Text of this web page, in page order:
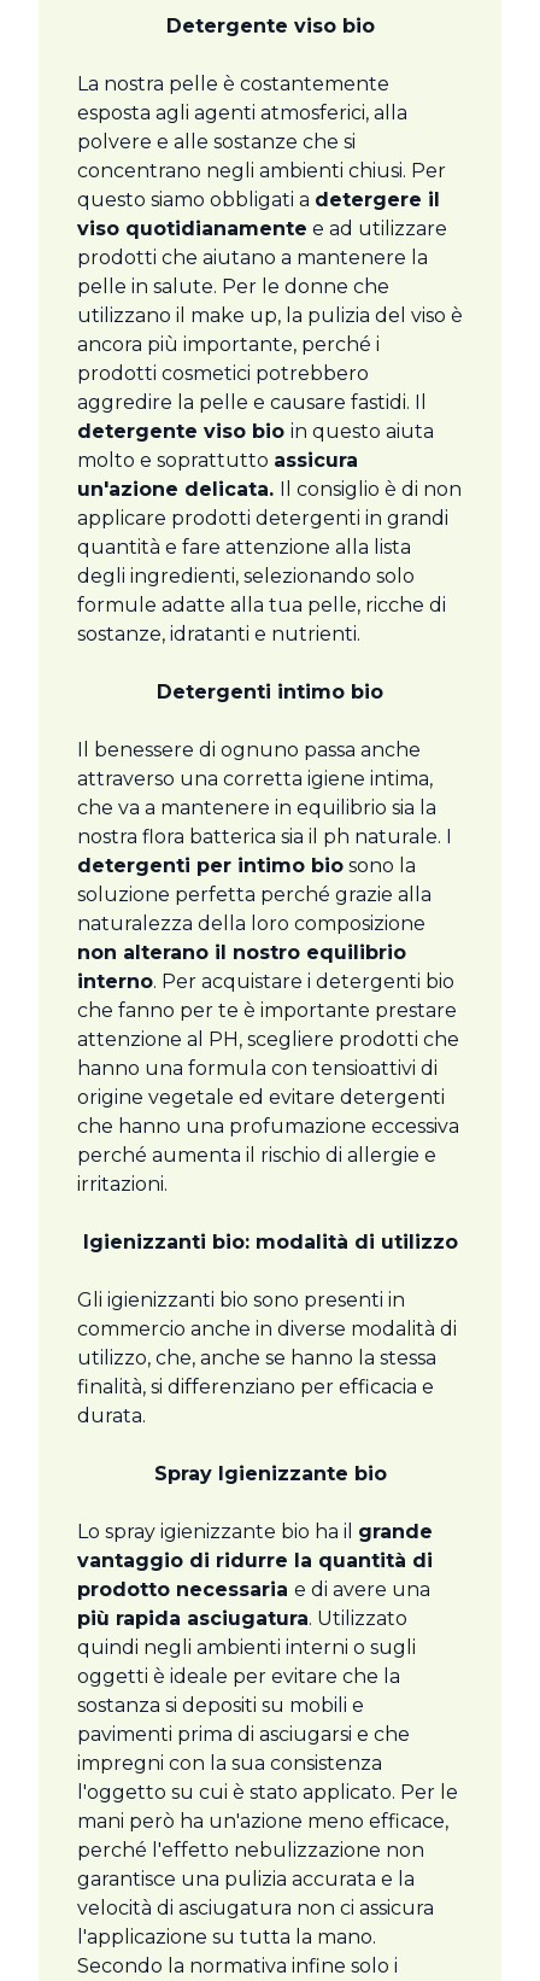
Detergente viso bio
La nostra pelle è costantemente
esposta agli agenti atmosferici, alla
polvere e alle sostanze che si
concentrano negli ambienti chiusi. Per
questo siamo obbligati a detergere il
viso quotidianamente e ad utilizzare
prodotti che aiutano a mantenere la
pelle in salute. Per le donne che
utilizzano il make up, la pulizia del viso è
ancora più importante, perché i
prodotti cosmetici potrebbero
aggredire la pelle e causare fastidi. Il
detergente viso bio in questo aiuta
molto e soprattutto assicura
un'azione delicata. Il consiglio è di non
applicare prodotti detergenti in grandi
quantità e fare attenzione alla lista
degli ingredienti, selezionando solo
formule adatte alla tua pelle, ricche di
sostanze, idratanti e nutrienti.
Detergenti intimo bio
Il benessere di ognuno passa anche
attraverso una corretta igiene intima,
che va a mantenere in equilibrio sia la
nostra flora batterica sia il ph naturale. I
detergenti per intimo bio sono la
soluzione perfetta perché grazie alla
naturalezza della loro composizione
non alterano il nostro equilibrio
interno. Per acquistare i detergenti bio
che fanno per te è importante prestare
attenzione al PH, scegliere prodotti che
hanno una formula con tensioattivi di
origine vegetale ed evitare detergenti
che hanno una profumazione eccessiva
perché aumenta il rischio di allergie e
irritazioni.
Igienizzanti bio: modalità di utilizzo
Gli igienizzanti bio sono presenti in
commercio anche in diverse modalità di
utilizzo, che, anche se hanno la stessa
finalità, si differenziano per efficacia e
durata.
Spray Igienizzante bio
Lo spray igienizzante bio ha il grande
vantaggio di ridurre la quantità di
prodotto necessaria e di avere una
più rapida asciugatura. Utilizzato
quindi negli ambienti interni o sugli
oggetti è ideale per evitare che la
sostanza si depositi su mobili e
pavimenti prima di asciugarsi e che
impregni con la sua consistenza
l'oggetto su cui è stato applicato. Per le
mani però ha un'azione meno efficace,
perché l'effetto nebulizzazione non
garantisce una pulizia accurata e la
velocità di asciugatura non ci assicura
l'applicazione su tutta la mano.
Secondo la normativa infine solo i